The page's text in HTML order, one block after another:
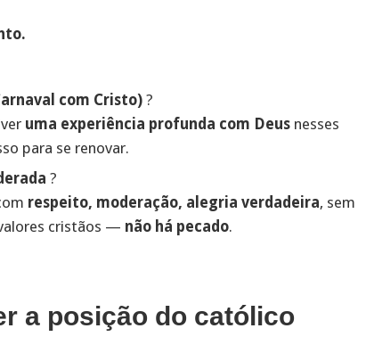
com Cristo) ?
uma experiência profunda com Deus nesses
para se renovar.
?
respeito, moderação, alegria verdadeira, sem
cristãos — não há pecado.
a posição do católico